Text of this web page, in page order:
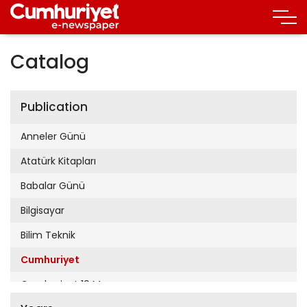
Catalog
Publication
Anneler Günü
Atatürk Kitapları
Babalar Günü
Bilgisayar
Bilim Teknik
Cumhuriyet
Cumhuriyet 19 Mayıs